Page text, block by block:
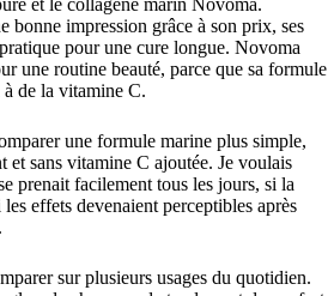
bonne impression grâce à son prix, ses
pour une cure longue. Novoma
une routine beauté, parce que sa formule
de la vitamine C.
une formule marine plus simple,
et sans vitamine C ajoutée. Je voulais
prenait facilement tous les jours, si la
effets devenaient perceptibles après
sur plusieurs usages du quotidien.